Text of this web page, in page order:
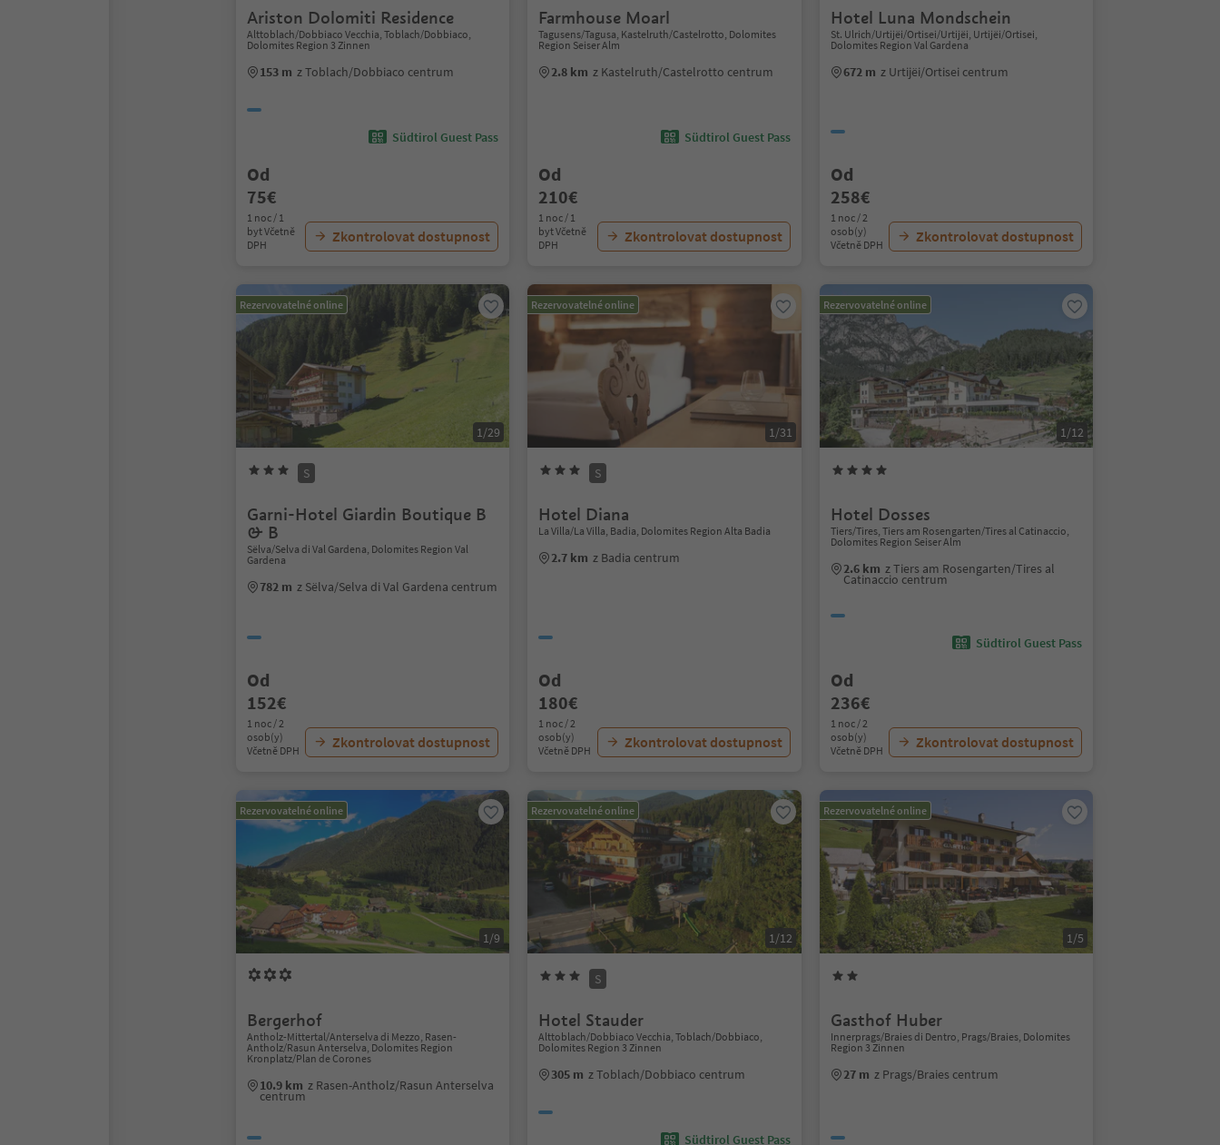
Ariston Dolomiti Residence
Alttoblach/Dobbiaco Vecchia, Toblach/Dobbiaco,
Dolomites Region 3 Zinnen
153 m z Toblach/Dobbiaco centrum
Südtirol Guest Pass
Od
75€
1 noc / 1
byt Včetně
DPH
Zkontrolovat dostupnost
Farmhouse Moarl
Tagusens/Tagusa, Kastelruth/Castelrotto, Dolomites
Region Seiser Alm
2.8 km z Kastelruth/Castelrotto centrum
Südtirol Guest Pass
Od
210€
1 noc / 1
byt Včetně
DPH
Zkontrolovat dostupnost
Hotel Luna Mondschein
St. Ulrich/Urtijëi/Ortisei/Urtijëi, Urtijëi/Ortisei,
Dolomites Region Val Gardena
672 m z Urtijëi/Ortisei centrum
Od
258€
1 noc / 2
osob(y)
Včetně DPH
Zkontrolovat dostupnost
Rezervovatelné online
1/29
S
Garni-Hotel Giardin Boutique B
& B
Sëlva/Selva di Val Gardena, Dolomites Region Val
Gardena
782 m z Sëlva/Selva di Val Gardena centrum
Od
152€
1 noc / 2
osob(y)
Včetně DPH
Zkontrolovat dostupnost
Rezervovatelné online
1/31
S
Hotel Diana
La Villa/La Villa, Badia, Dolomites Region Alta Badia
2.7 km z Badia centrum
Od
180€
1 noc / 2
osob(y)
Včetně DPH
Zkontrolovat dostupnost
Rezervovatelné online
1/12
Hotel Dosses
Tiers/Tires, Tiers am Rosengarten/Tires al Catinaccio,
Dolomites Region Seiser Alm
2.6 km z Tiers am Rosengarten/Tires al
Catinaccio centrum
Südtirol Guest Pass
Od
236€
1 noc / 2
osob(y)
Včetně DPH
Zkontrolovat dostupnost
Rezervovatelné online
1/9
Bergerhof
Antholz-Mittertal/Anterselva di Mezzo, Rasen-
Antholz/Rasun Anterselva, Dolomites Region
Kronplatz/Plan de Corones
10.9 km z Rasen-Antholz/Rasun Anterselva
centrum
Rezervovatelné online
1/12
S
Hotel Stauder
Alttoblach/Dobbiaco Vecchia, Toblach/Dobbiaco,
Dolomites Region 3 Zinnen
305 m z Toblach/Dobbiaco centrum
Südtirol Guest Pass
Rezervovatelné online
1/5
Gasthof Huber
Innerprags/Braies di Dentro, Prags/Braies, Dolomites
Region 3 Zinnen
27 m z Prags/Braies centrum